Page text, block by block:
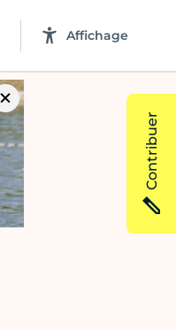
Affichage
Contribuer